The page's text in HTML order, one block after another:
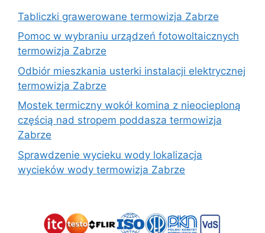
Tabliczki grawerowane termowizja Zabrze
Pomoc w wybraniu urządzeń fotowoltaicznych
termowizja Zabrze
Odbiór mieszkania usterki instalacji elektrycznej
termowizja Zabrze
Mostek termiczny wokół komina z nieocieploną
częścią nad stropem poddasza termowizja
Zabrze
Sprawdzenie wycieku wody lokalizacja
wycieków wody termowizja Zabrze